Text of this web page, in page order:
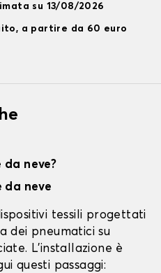
su 13/08/2026
a partire da 60 euro
neve?
da neve
tessili progettati
dei pneumatici su
L'installazione è
questi passaggi: